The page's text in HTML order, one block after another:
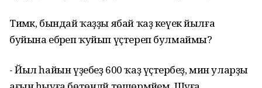
Тимәк, бындай ҡаҙҙы ябай ҡаҙ кеүек йылға
буйына ебәреп ҡуйып үҫтереп булмаймы?
- Йыл һайын үҙебеҙ 600 ҡаҙ үҫтерәбеҙ, мин уларҙы